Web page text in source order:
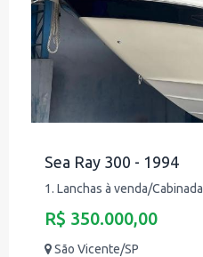
Sea Ray 300 - 1994
1. Lanchas à venda/Cabinada
R$ 350.000,00
São Vicente/SP